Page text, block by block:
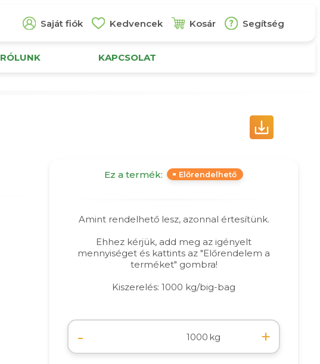
Saját fiók Kedvencek Kosár Segítség
RÓLUNK KAPCSOLAT
Ez a termék: Előrendelhető
Amint rendelhető lesz, azonnal értesítünk.
Ehhez kérjük, add meg az igényelt
mennyiséget és kattints az "Előrendelem a
terméket" gombra!
Kiszerelés: 1000 kg/big-bag
- kg +